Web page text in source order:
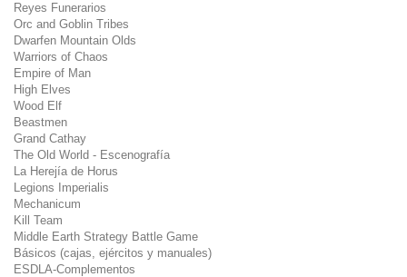
Reyes Funerarios
Orc and Goblin Tribes
Dwarfen Mountain Olds
Warriors of Chaos
Empire of Man
High Elves
Wood Elf
Beastmen
Grand Cathay
The Old World - Escenografía
La Herejía de Horus
Legions Imperialis
Mechanicum
Kill Team
Middle Earth Strategy Battle Game
Básicos (cajas, ejércitos y manuales)
ESDLA-Complementos